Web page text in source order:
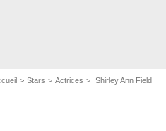
Stars Actrices Shirley Ann Field